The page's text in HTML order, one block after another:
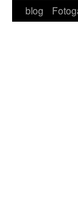
Zum
blog